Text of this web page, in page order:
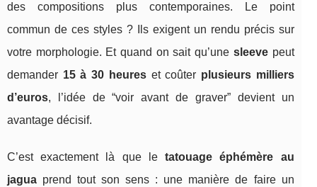
des compositions plus contemporaines. Le point
commun de ces styles ? Ils exigent un rendu précis sur
votre morphologie. Et quand on sait qu’une sleevepeut
demander 15 à 30 heureset coûter plusieurs milliers
d’euros, l’idée de “voir avant de graver” devient un
avantage décisif.
C’est exactement là que letatouage éphémère au
jagua prend tout son sens : une manière de faire un